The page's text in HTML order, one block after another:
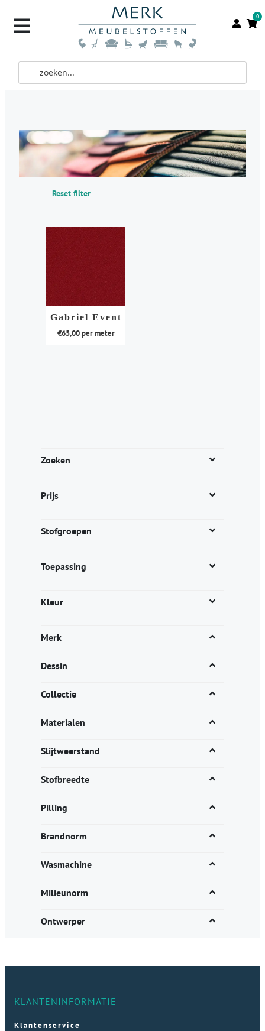
0
Zoeken
Prijs
Stofgroepen
Toepassing
Kleur
Merk
Dessin
Collectie
Materialen
Slijtweerstand
Stofbreedte
Pilling
Brandnorm
Wasmachine
Milieunorm
Ontwerper
Reset filter
Gabriel Event
€65,00per meter
kan
op
productpagina
KLANTENINFORMATIE
Klantenservice